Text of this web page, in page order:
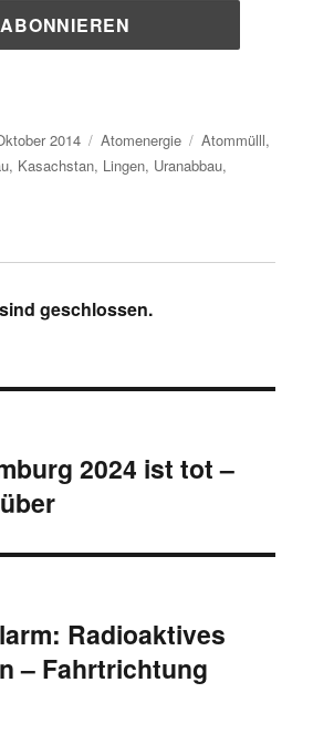
2014 Kategorien
Atomenergie Schlagwörter
Atommülll,
, Kasachstan, Lingen, Uranabbau,
geschlossen.
2024 ist tot –
Radioaktives
– Fahrtrichtung